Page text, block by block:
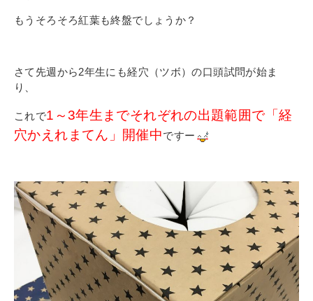
新着情報
ブログ
コラム
お問い合わせ
インターネット出願
教職員採用情報
その他
個人情報の取り扱いについて
もうそろそろ紅葉も終盤でしょうか？
さて先週から2年生にも経穴（ツボ）の口頭試問が始ま
り、
これで1～3年生までそれぞれの出題範囲で 「経
穴かえれまてん」開催中ですー